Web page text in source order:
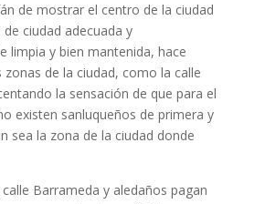
de mostrar el centro de la ciudad
ciudad adecuada y
limpia y bien mantenida, hace
de la ciudad, como la calle
la sensación de que para el
existen sanluqueños de primera y
sea la zona de la ciudad donde
Barrameda y aledaños pagan